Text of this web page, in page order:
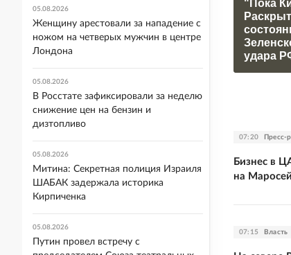
"Пока
удара
07:20 Пресс-
Бизнес в
на
07:15 Власть
05.08.2026
Женщину арестовали за нападение с
ножом на четверых мужчин в центре
Лондона
05.08.2026
В Росстате зафиксировали за неделю
снижение цен на бензин и
дизтопливо
05.08.2026
Митина: Секретная полиция Израиля
ШАБАК задержала историка
Кирпиченка
05.08.2026
Путин провел встречу с